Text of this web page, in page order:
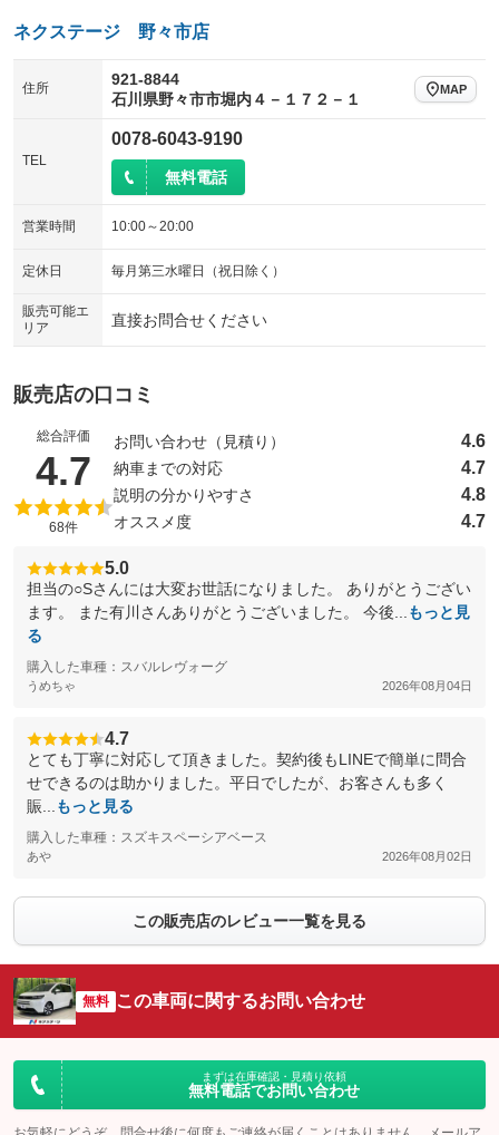
ネクステージ 野々市店
住所
921-8844
石川県野々市市堀内４－１７２－１
MAP
TEL
0078-6043-9190
無料電話
営業時間 10:00～20:00
定休日 毎月第三水曜日（祝日除く）
販売可能エ
リア
直接お問合せください
販売店の口コミ
総合評価
4.7 （5点満点中）
68件
お問い合わせ（見積り） 4.6
納車までの対応 4.7
説明の分かりやすさ 4.8
オススメ度 4.7
5.0
担当の○Sさんには大変お世話になりました。 ありがとうござい
ます。 また有川さんありがとうございました。 今後...
もっと見
る
購入した車種：スバルレヴォーグ
うめちゃ 2026年08月04日
4.7
とても丁寧に対応して頂きました。契約後もLINEで簡単に問合
せできるのは助かりました。平日でしたが、お客さんも多く
賑...
もっと見る
購入した車種：スズキスペーシアベース
あや 2026年08月02日
この販売店のレビュー一覧を見る
無料 この車両に関するお問い合わせ
まずは在庫確認・見積り依頼
無料電話でお問い合わせ